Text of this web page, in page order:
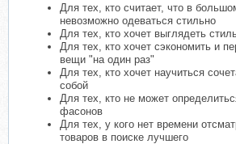
Для тех, кто считает, что в
невозможно одеваться стильно
Для тех, кто хочет выглядеть
Для тех, кто хочет сэкономить и
вещи "на один раз"
Для тех, кто хочет научиться
собой
Для тех, кто не может
фасонов
Для тех, у кого нет времени
товаров в поиске лучшего